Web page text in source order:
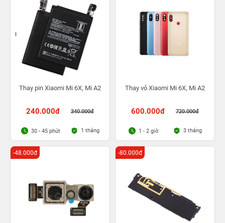
Thay pin Xiaomi Mi 6X, Mi A2
240.000đ 340.000đ
30 - 45 phút 1 tháng
Thay vỏ Xiaomi Mi 6X, Mi A2
600.000đ 720.000đ
1 - 2 giờ 3 tháng
-48.000đ -80.000đ